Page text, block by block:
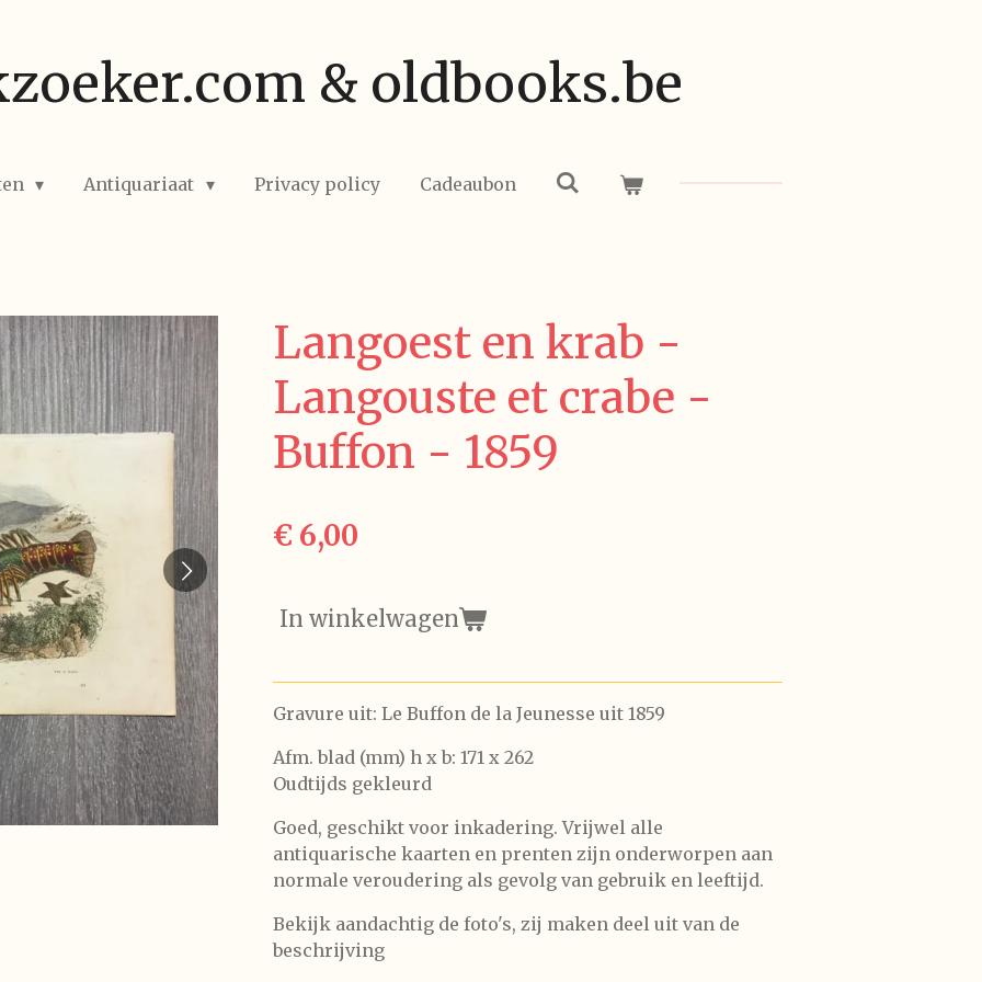
& oldbooks.be
Antiquariaat Privacy policy Cadeaubon
Langoest en krab -
Langouste et crabe -
Buffon - 1859
€ 6,00
In winkelwagen
Gravure uit: Le Buffon de la Jeunesse uit 1859
Afm. blad (mm) h x b: 171 x 262
Oudtijds gekleurd
Goed, geschikt voor inkadering. Vrijwel alle
antiquarische kaarten en prenten zijn onderworpen aan
normale veroudering als gevolg van gebruik en leeftijd.
Bekijk aandachtig de foto's, zij maken deel uit van de
beschrijving